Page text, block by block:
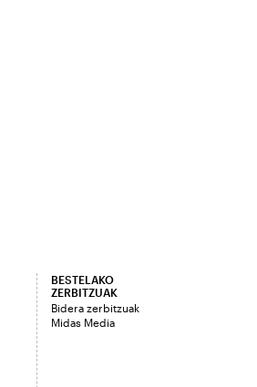
BESTELAKO
ZERBITZUAK
Bidera zerbitzuak
Midas Media